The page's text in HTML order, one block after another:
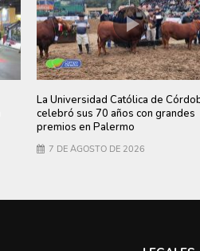
La Universidad Católica de
celebró sus 70 años con grandes
premios en Palermo
7 DE AGOSTO DE 2026